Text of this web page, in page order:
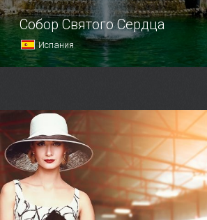
Собор Святого Сердца
Испания
Тибидабо — высочайшей точке
каталонской столицы.